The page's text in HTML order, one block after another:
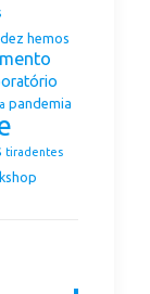
hemos
pandemia
tiradentes